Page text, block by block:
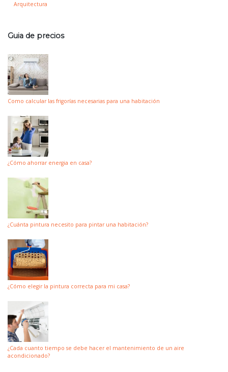
Arquitectura
Guia de precios
Como calcular las frigorías necesarias para una habitación
¿Cómo ahorrar energia en casa?
¿Cuánta pintura necesito para pintar una habitación?
¿Cómo elegir la pintura correcta para mi casa?
¿Cada cuanto tiempo se debe hacer el mantenimiento de un aire
acondicionado?